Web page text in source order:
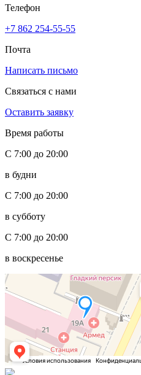
Телефон
+7 862 254-55-55
Почта
Написать письмо
Связаться с нами
Оставить заявку
Время работы
С 7:00 до 20:00
в будни
С 7:00 до 20:00
в субботу
С 7:00 до 20:00
в воскресенье